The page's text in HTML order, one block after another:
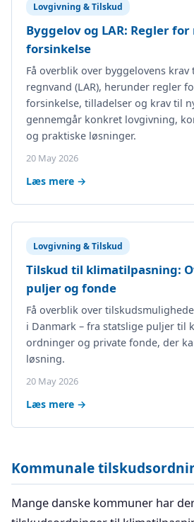
Lovgivning & Tilskud
Byggelov og LAR: Regler
forsinkelse
Få overblik over byggelovens
regnvand (LAR), herunder regler
forsinkelse, tilladelser og krav til
gennemgår konkret lovgivning,
og praktiske løsninger.
20 May 2026
Læs mere →
Lovgivning & Tilskud
Tilskud til klimatilpasning:
puljer og fonde
Få overblik over
i Danmark – fra statslige puljer til
ordninger og private fonde, der
løsning.
20 May 2026
Læs mere →
Kommunale
Mange danske kommuner har